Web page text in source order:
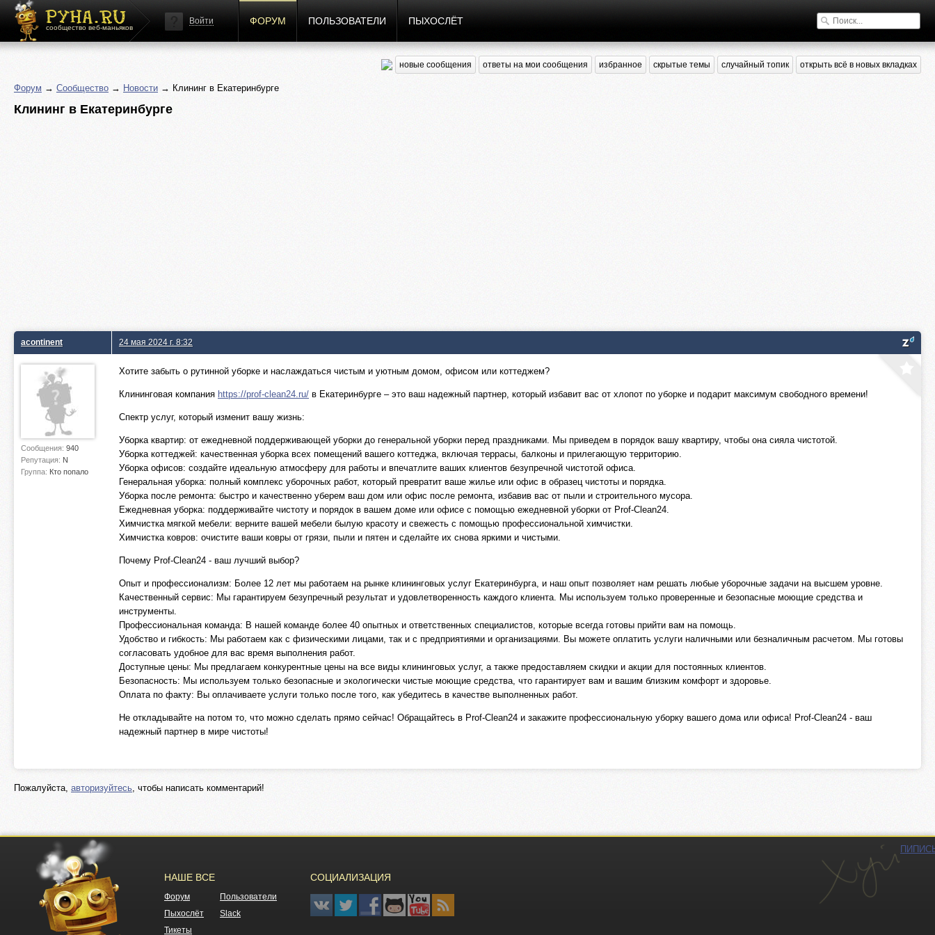
сообщество веб-маньяков
Войти ФОРУМ ПОЛЬЗОВАТЕЛИ ПЫХОСЛЁТ
новые сообщения ответы на мои сообщения избранное скрытые темы случайный топик открыть всё в новых вкладках
Форум → Сообщество → Новости → Клининг в Екатеринбурге
Клининг в Екатеринбурге
acontinent
Сообщения: 940
Репутация: N
Группа: Кто попало
24 мая 2024 г. 8:32
Хотите забыть о рутинной уборке и наслаждаться чистым и уютным домом, офисом или коттеджем?
Клининговая компания https://prof-clean24.ru/ в Екатеринбурге – это ваш надежный партнер, который избавит вас от хлопот по уборке и подарит максимум свободного времени!
Спектр услуг, который изменит вашу жизнь:
Уборка квартир: от ежедневной поддерживающей уборки до генеральной уборки перед праздниками. Мы приведем в порядок вашу квартиру, чтобы она сияла чистотой.
Уборка коттеджей: качественная уборка всех помещений вашего коттеджа, включая террасы, балконы и прилегающую территорию.
Уборка офисов: создайте идеальную атмосферу для работы и впечатлите ваших клиентов безупречной чистотой офиса.
Генеральная уборка: полный комплекс уборочных работ, который превратит ваше жилье или офис в образец чистоты и порядка.
Уборка после ремонта: быстро и качественно уберем ваш дом или офис после ремонта, избавив вас от пыли и строительного мусора.
Ежедневная уборка: поддерживайте чистоту и порядок в вашем доме или офисе с помощью ежедневной уборки от Prof-Clean24.
Химчистка мягкой мебели: верните вашей мебели былую красоту и свежесть с помощью профессиональной химчистки.
Химчистка ковров: очистите ваши ковры от грязи, пыли и пятен и сделайте их снова яркими и чистыми.
Почему Prof-Clean24 - ваш лучший выбор?
Опыт и профессионализм: Более 12 лет мы работаем на рынке клининговых услуг Екатеринбурга, и наш опыт позволяет нам решать любые уборочные задачи на высшем уровне.
Качественный сервис: Мы гарантируем безупречный результат и удовлетворенность каждого клиента. Мы используем только проверенные и безопасные моющие средства и
инструменты.
Профессиональная команда: В нашей команде более 40 опытных и ответственных специалистов, которые всегда готовы прийти вам на помощь.
Удобство и гибкость: Мы работаем как с физическими лицами, так и с предприятиями и организациями. Вы можете оплатить услуги наличными или безналичным расчетом. Мы готовы
согласовать удобное для вас время выполнения работ.
Доступные цены: Мы предлагаем конкурентные цены на все виды клининговых услуг, а также предоставляем скидки и акции для постоянных клиентов.
Безопасность: Мы используем только безопасные и экологически чистые моющие средства, что гарантирует вам и вашим близким комфорт и здоровье.
Оплата по факту: Вы оплачиваете услуги только после того, как убедитесь в качестве выполненных работ.
Не откладывайте на потом то, что можно сделать прямо сейчас! Обращайтесь в Prof-Clean24 и закажите профессиональную уборку вашего дома или офиса! Prof-Clean24 - ваш
надежный партнер в мире чистоты!
Пожалуйста, авторизуйтесь, чтобы написать комментарий!
НАШЕ ВСЕ
Форум
Пользователи
Пыхослёт
Slack
Тикеты
СОЦИАЛИЗАЦИЯ